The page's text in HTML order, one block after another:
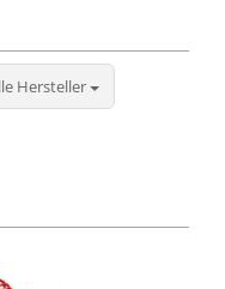
Hersteller